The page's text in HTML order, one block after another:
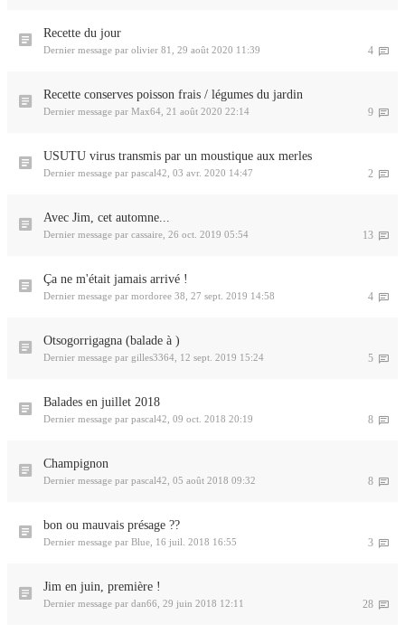
Recette du jour
4
Dernier message par olivier 81 29 août 2020 11:39
Recette conserves poisson frais / légumes du jardin
9
Dernier message par Max64 21 août 2020 22:14
USUTU virus transmis par un moustique aux merles
2
Dernier message par pascal42 03 avr. 2020 14:47
Avec Jim, cet automne...
13
Dernier message par cassaire 26 oct. 2019 05:54
Ça ne m'était jamais arrivé !
4
Dernier message par mordoree 38 27 sept. 2019 14:58
Otsogorrigagna (balade à )
5
Dernier message par gilles3364 12 sept. 2019 15:24
Balades en juillet 2018
8
Dernier message par pascal42 09 oct. 2018 20:19
Champignon
8
Dernier message par pascal42 05 août 2018 09:32
bon ou mauvais présage ??
3
Dernier message par Blue 16 juil. 2018 16:55
Jim en juin, première !
28
Dernier message par dan66 29 juin 2018 12:11